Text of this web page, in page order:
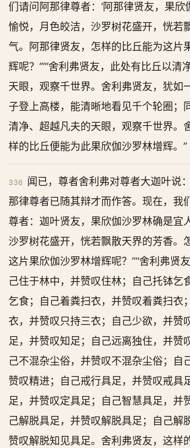
们请问阿那律尊者：‘阿那律贤友，果欣
愉悦，月色皎洁，沙罗树花盛开，恍若
气。阿那律贤友，怎样的比丘能为这片
辉呢？’”“舍利弗贤友，此处有比丘以清
天眼，观察千世界。舍利弗贤友，犹如
子登上高楼，能清晰地看见千个轮圈；
清净、超越凡夫的天眼，观察千世界。
样的比丘便能为此果欣伽沙罗林增辉。”
336 闻已，尊者舍利弗对尊者大迦叶说
那律尊者已随其辩才而作答。现在，我
尊者：迦叶贤友，果欣伽沙罗林确是宜
沙罗树花盛开，恍若飘散天界的芳香。
这片果欣伽沙罗林增辉呢？”“舍利弗贤
己住于林中，并赞叹住林；自己托钵乞
乞食；自己着粪扫衣，并赞叹着粪扫衣
衣，并赞叹只持三衣；自己少欲，并赞
足，并赞叹知足；自己远离独住，并赞
己不混杂尘俗，并赞叹不混杂尘俗；自
赞叹精进；自己戒行具足，并赞叹戒具
足，并赞叹定具足；自己智慧具足，并
己解脱具足，并赞叹解脱具足；自己解
赞叹解脱知见具足。舍利弗贤友，这样